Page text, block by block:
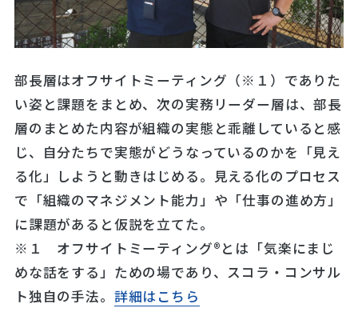
部長層はオフサイトミーティング（※１）でありた
い姿と課題をまとめ、次の実務リーダー層は、部長
層のまとめた内容が組織の実態と乖離していると感
じ、自分たちで実態がどうなっているのかを「見え
る化」しようと動きはじめる。見える化のプロセス
で「組織のマネジメント能力」や「仕事の進め方」
に課題があると仮説を立てた。
※１ オフサイトミーティング®とは「気楽にまじ
めな話をする」ための場であり、スコラ・コンサル
ト独自の手法。 詳細はこちら